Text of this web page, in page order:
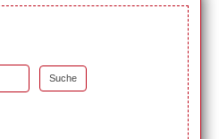
Suche